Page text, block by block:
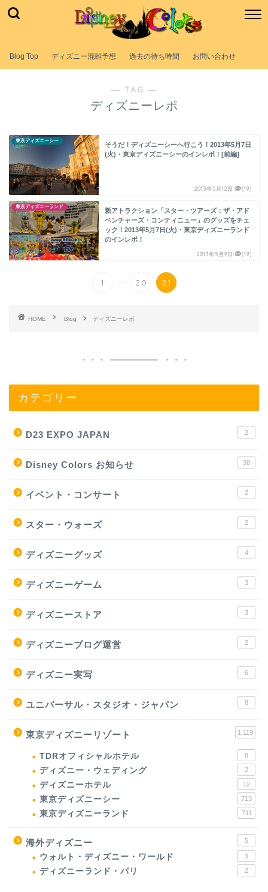
Blog Top ディズニー混雑予想 過去の待ち時間 お問い合わせ
― TAG ―
ディズニーレポ
東京ディズニーシー
そうだ！ディズニーシーへ行こう！2013年5月7日
(火)・東京ディズニーシーのインレポ！[前編]
2013年5月12日 (19)
東京ディズニーランド
新アトラクション「スター・ツアーズ：ザ・アド
ベンチャーズ・コンティニュー」のグッズをチェ
ック！2013年5月7日(火)・東京ディズニーランド
のインレポ！
2013年5月9日 (19)
1 ... 20 21
HOME Blog ディズニーレポ
カテゴリー
D23 EXPO JAPAN 2
Disney Colors お知らせ 38
イベント・コンサート 2
スター・ウォーズ 2
ディズニーグッズ 4
ディズニーゲーム 3
ディズニーストア 3
ディズニーブログ運営 2
ディズニー実写 6
ユニバーサル・スタジオ・ジャパン 8
東京ディズニーリゾート 1,119
TDRオフィシャルホテル 8
ディズニー・ウェディング 2
ディズニーホテル 12
東京ディズニーシー 713
東京ディズニーランド 711
海外ディズニー 5
ウォルト・ディズニー・ワールド 3
ディズニーランド・パリ 2